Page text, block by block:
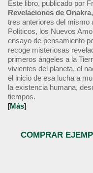
Este libro, publicado por
Revelaciones de
tres anteriores del mismo
Políticos, los Nuevos
ensayo de pensamiento
recoge misteriosas
primeros ángeles a la
vivientes del planeta, el
el inicio de esa lucha a
la existencia humana,
tiempos.
[Más]
COMPRAR